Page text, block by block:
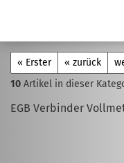
« Erster « zurück
10 Artikel in dieser
EGB Verbinder